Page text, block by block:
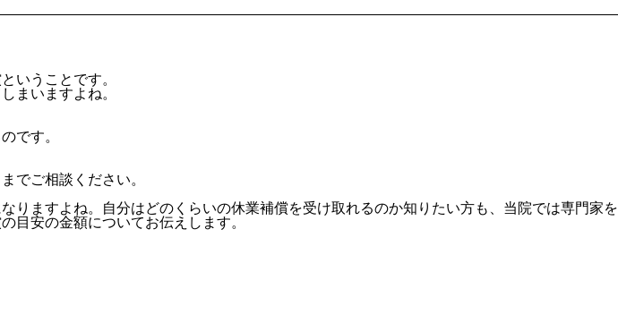
いうことです。
まいますよね。
です。
でご相談ください。
ますよね。自分はどのくらいの休業補償を受け取れるのか知りたい方も、当院では専門家を
目安の金額についてお伝えします。